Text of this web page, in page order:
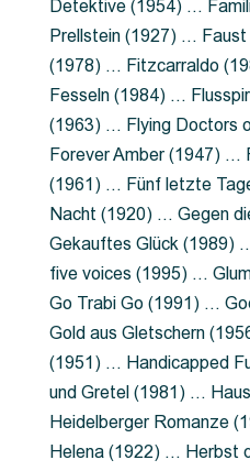
Detektive (1954) …
Prellstein (1927) …
(1978) … Fitzcarraldo
Fesseln (1984) …
(1963) … Flying Doctors
Forever Amber (1947) …
(1961) … Fünf letzte
Nacht (1920) … Gegen
Gekauftes Glück (1989)
five voices (1995) …
Go Trabi Go (1991) …
Gold aus Gletschern
(1951) … Handicapped
und Gretel (1981) …
Heidelberger Romanze
Helena (1922) … Herbst